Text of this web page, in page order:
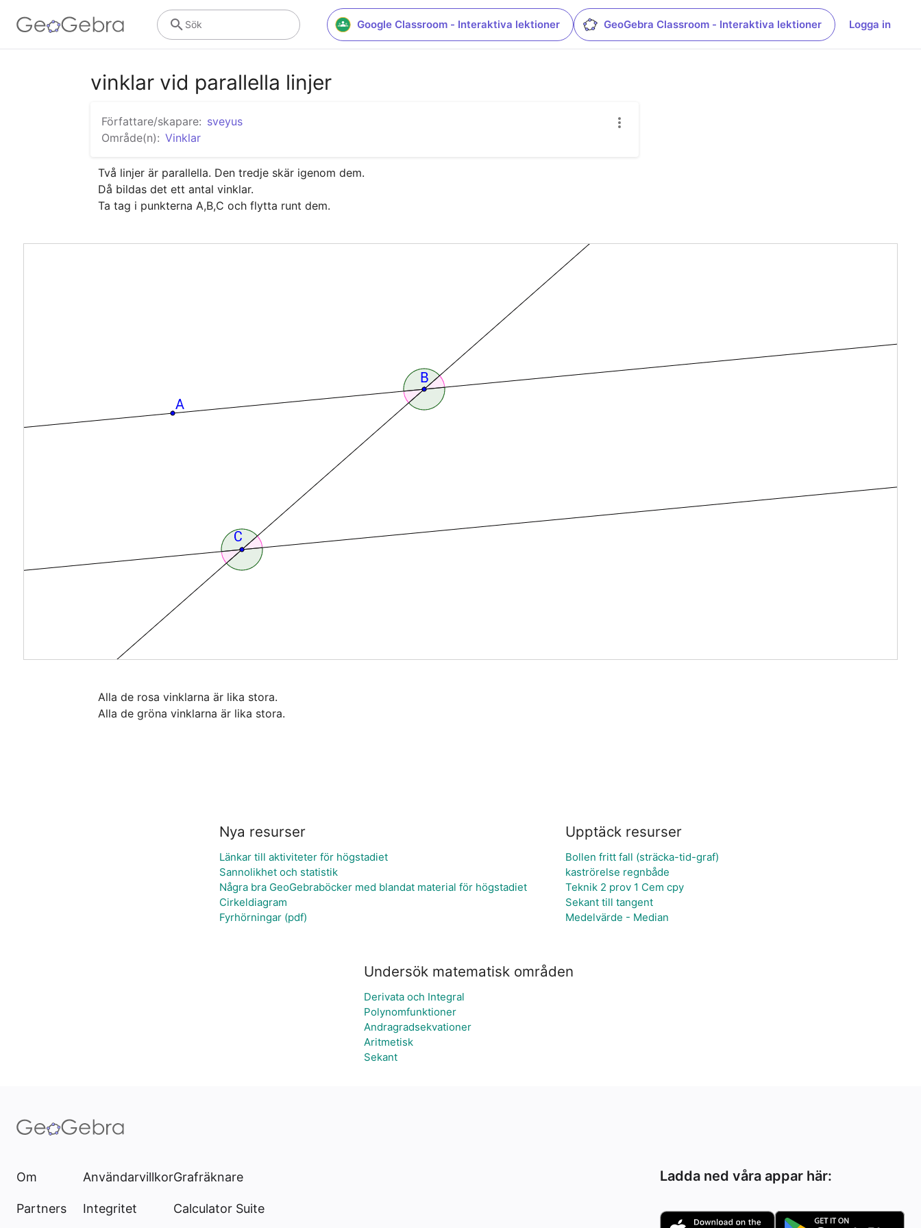
Google Classroom - Interaktiva lektioner GeoGebra Classroom - Interaktiva lektioner Logga in
Sök
vinklar vid parallella linjer
Författare/skapare: sveyus
Område(n): Vinklar
Två linjer är parallella. Den tredje skär igenom dem.
Då bildas det ett antal vinklar.
Ta tag i punkterna A,B,C och flytta runt dem.
Alla de rosa vinklarna är lika stora.
Alla de gröna vinklarna är lika stora.
Nya resurser
Länkar till aktiviteter för högstadiet
Sannolikhet och statistik
Några bra GeoGebraböcker med blandat material för högstadiet
Cirkeldiagram
Fyrhörningar (pdf)
Upptäck resurser
Bollen fritt fall (sträcka-tid-graf)
kaströrelse regnbåde
Teknik 2 prov 1 Cem cpy
Sekant till tangent
Medelvärde - Median
Undersök matematisk områden
Derivata och Integral
Polynomfunktioner
Andragradsekvationer
Aritmetisk
Sekant
Om
Partners
Användarvillkor
Integritet
Grafräknare
Calculator Suite
Ladda ned våra appar här: